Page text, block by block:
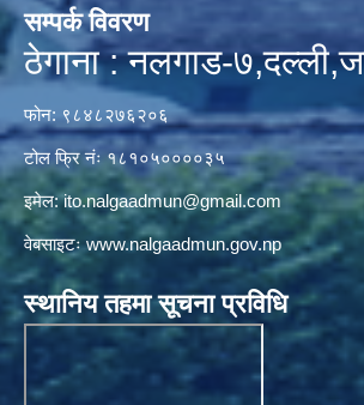
सम्पर्क विवरण
ठेगाना : नलगाड-
फोन: ९८४८२७६२०६
टोल फ्रि नंः १८१०५००००३५
इमेल:ito.nalgaadmun@gmail.com
वेबसाइटःwww.nalgaadmun.gov.np
स्थानिय तहमा सूचना प्रविधि